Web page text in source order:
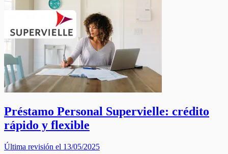
Préstamo Personal Supervielle: crédito
rápido y flexible
Última revisión el 13/05/2025